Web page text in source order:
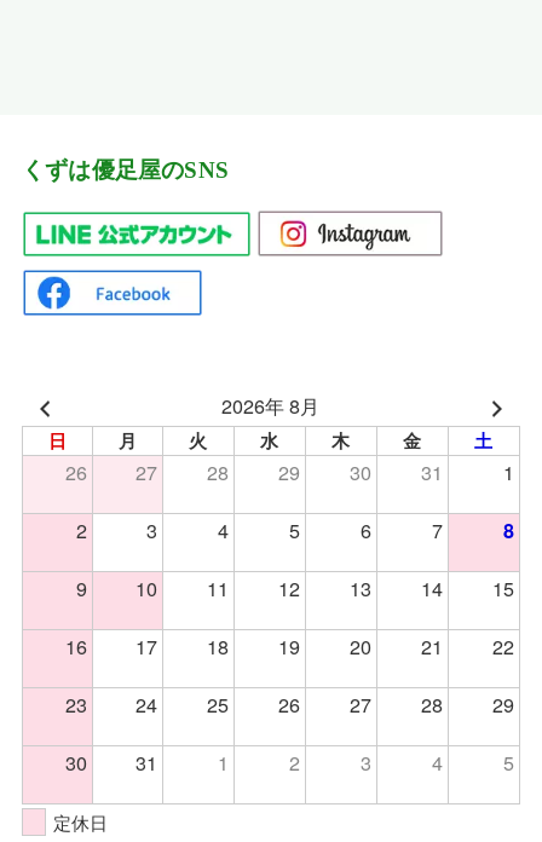
くずは優足屋のSNS
2026年 8月
日 月 火 水 木 金 土
26 27 28 29 30 31
1
2
3 4 5 6 7 8
9 10 11 12 13 14
15
16
17 18 19 20 21
22
23
24 25 26 27 28
29
30
31 1 2 3 4 5
定休日